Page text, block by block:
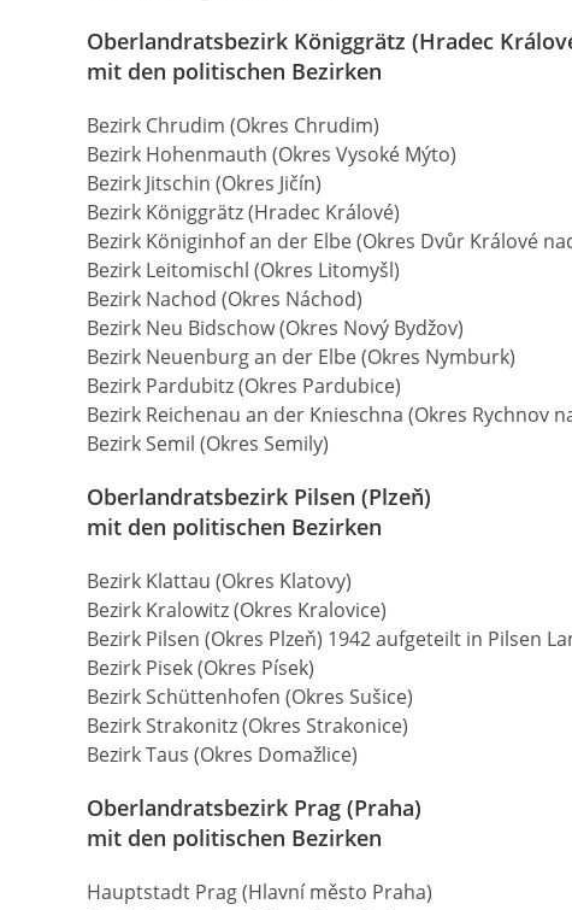
Oberlandratsbezirk Königgrätz (Hradec
mit den politischen Bezirken
Bezirk Chrudim (Okres Chrudim)
Bezirk Hohenmauth (Okres Vysoké Mýto)
Bezirk Jitschin (Okres Jičín)
Bezirk Königgrätz (Hradec Králové)
Bezirk Königinhof an der Elbe (Okres Dvůr Králové
Bezirk Leitomischl (Okres Litomyšl)
Bezirk Nachod (Okres Náchod)
Bezirk Neu Bidschow (Okres Nový Bydžov)
Bezirk Neuenburg an der Elbe (Okres Nymburk)
Bezirk Pardubitz (Okres Pardubice)
Bezirk Reichenau an der Knieschna (Okres Rychnov
Bezirk Semil (Okres Semily)
Oberlandratsbezirk Pilsen (Plzeň)
mit den politischen Bezirken
Bezirk Klattau (Okres Klatovy)
Bezirk Kralowitz (Okres Kralovice)
Bezirk Pilsen (Okres Plzeň) 1942 aufgeteilt in Pilsen
Bezirk Pisek (Okres Písek)
Bezirk Schüttenhofen (Okres Sušice)
Bezirk Strakonitz (Okres Strakonice)
Bezirk Taus (Okres Domažlice)
Oberlandratsbezirk Prag (Praha)
mit den politischen Bezirken
Hauptstadt Prag (Hlavní město Praha)